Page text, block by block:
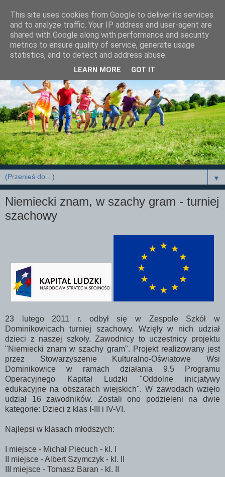
▼
Niemiecki znam, w szachy gram - turniej
szachowy
23 lutego 2011 r. odbył się w Zespole Szkół w
Dominikowicach turniej szachowy. Wzięły w nich udział
dzieci z naszej szkoły. Zawodnicy to uczestnicy projektu
"Niemiecki znam w szachy gram". Projekt realizowany jest
przez Stowarzyszenie Kulturalno-Oświatowe Wsi
Dominikowice w ramach działania 9.5 Programu
Operacyjnego Kapitał Ludzki "Oddolne inicjatywy
edukacyjne na obszarach wiejskich". W zawodach wzięło
udział 16 zawodników. Zostali ono podzieleni na dwie
kategorie: Dzieci z klas I-III i IV-VI.
Najlepsi w klasach młodszych:
I miejsce - Michał Piecuch - kl. I
II miejsce - Albert Szymczyk - kl. II
III miejsce - Tomasz Baran - kl. II
This site uses cookies from Google to deliver its services
and to analyze traffic. Your IP address and user-agent are
shared with Google along with performance and security
metrics to ensure quality of service, generate usage
statistics, and to detect and address abuse.
LEARN MORE GOT IT